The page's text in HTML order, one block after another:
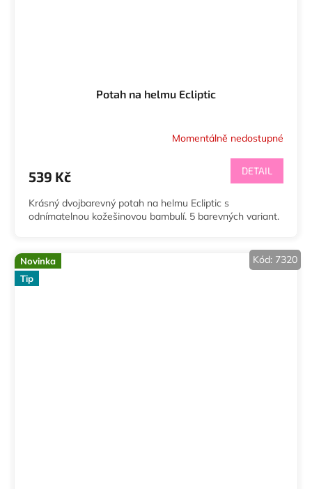
Potah na helmu Ecliptic
Momentálně nedostupné
539 Kč DETAIL
Krásný dvojbarevný potah na helmu Ecliptic s
odnímatelnou kožešinovou bambulí. 5 barevných variant.
Novinka
Tip
Kód: 7320